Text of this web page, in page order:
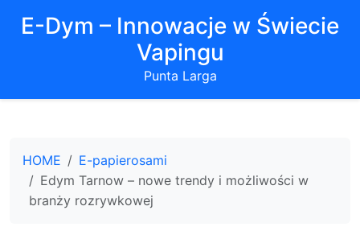
E-Dym – Innowacje w Świecie
Vapingu
Punta Larga
HOME
E-papierosami
Edym Tarnow – nowe trendy i możliwości w
branży rozrywkowej